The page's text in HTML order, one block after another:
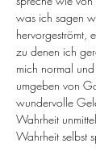
was ich sagen
hervorgeströmt,
zu denen ich
mich normal
umgeben von
wundervolle
Wahrheit
Wahrheit selbst